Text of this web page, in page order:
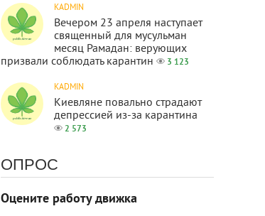
KADMIN
Вечером 23 апреля наступает
священный для мусульман
месяц Рамадан: верующих
призвали соблюдать карантин
3 123
KADMIN
Киевляне повально страдают
депрессией из-за карантина
2 573
ОПРОС
Оцените работу движка